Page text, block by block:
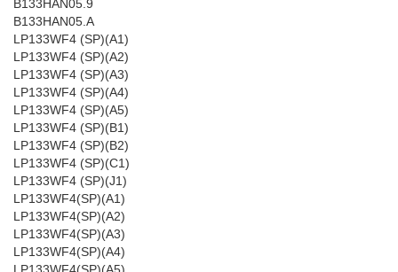
B133HAN05.9
B133HAN05.A
LP133WF4 (SP)(A1)
LP133WF4 (SP)(A2)
LP133WF4 (SP)(A3)
LP133WF4 (SP)(A4)
LP133WF4 (SP)(A5)
LP133WF4 (SP)(B1)
LP133WF4 (SP)(B2)
LP133WF4 (SP)(C1)
LP133WF4 (SP)(J1)
LP133WF4(SP)(A1)
LP133WF4(SP)(A2)
LP133WF4(SP)(A3)
LP133WF4(SP)(A4)